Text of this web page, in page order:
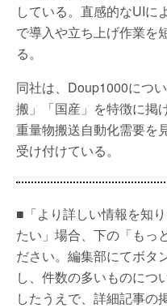
している。直感的なUIに
で導入や立ち上げ作業を
る。
同社は、Doup1000につ
搬」「国産」を特徴に掲
重量物搬送自動化需要を
受け付けている。
■「より詳しい情報を知
たい」場合、下の「もっ
ださい。編集部にてボタ
し、件数の多いものにつ
したうえで、詳細記事の